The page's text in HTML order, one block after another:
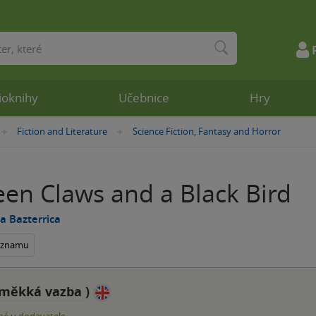
»Fiction and Literature »
Science Fiction, Fantasy and Horror
Claws and a Black Bird
Bazterrica
vazba )
Učebnice Hry